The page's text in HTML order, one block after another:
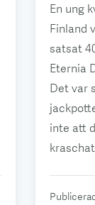
En ung
Finland
satsat
Eternia
Det var
inte att